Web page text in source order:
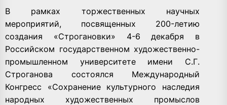
В рамках торжественных научных
мероприятий, посвященных 200-летию
создания «Строгановки» 4-6 декабря в
Российском государственном художественно-
промышленном университете имени С.Г.
Строганова состоялся Международный
Конгресс «Сохранение культурного наследия
народных художественных промыслов